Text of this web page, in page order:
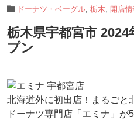
ドーナツ・ベーグル 栃木 開店情
栃木県宇都宮市
プン
北海道外に初出店！まるごと
ドーナツ専門店「エミナ」